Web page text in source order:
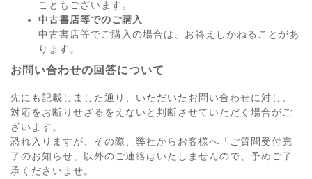
こともございます。
中古書店等でのご購入
中古書店等でご購入の場合は、お答えしかねることがあ
ります。
お問い合わせの回答について
先にも記載しました通り、いただいたお問い合わせに対し、
対応をお断りせざるをえないと判断させていただく場合がご
ざいます。
恐れ入りますが、その際、弊社からお客様へ「ご質問受付完
了のお知らせ」以外のご連絡はいたしませんので、予めご了
承くださいませ。